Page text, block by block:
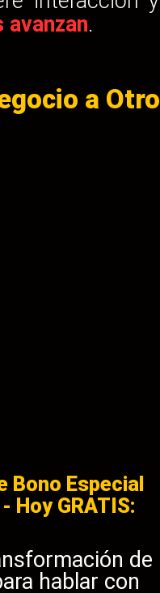
.
a Otro
Bono Especial
- Hoy GRATIS:
de
hablar con